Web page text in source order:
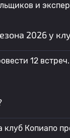
и
2026 у
12
Копиапо